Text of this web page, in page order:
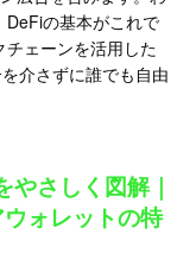
DeFiの基本がこれで
ェーンを活用した
介さずに誰でも自由
さしく図解｜
ォレットの特